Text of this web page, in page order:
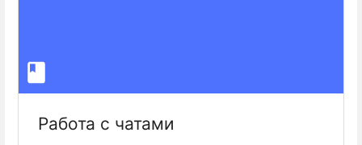
Работа с чатами